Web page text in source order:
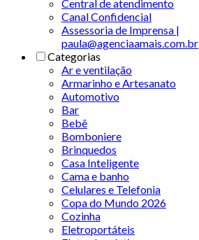
Central de atendimento
Canal Confidencial
Assessoria de Imprensa |
paula@agenciaamais.com.br
Categorias
Ar e ventilação
Armarinho e Artesanato
Automotivo
Bar
Bebê
Bomboniere
Brinquedos
Casa Inteligente
Cama e banho
Celulares e Telefonia
Copa do Mundo 2026
Cozinha
Eletroportáteis